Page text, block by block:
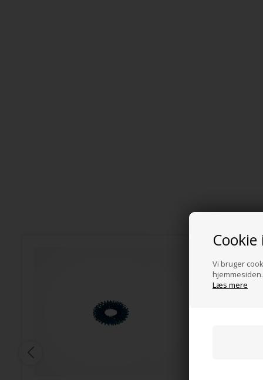
Vi bruger
Læs mere